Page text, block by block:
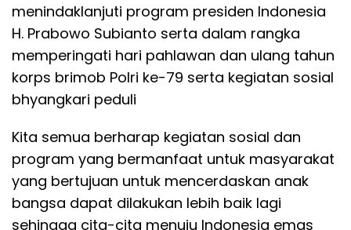
menindaklanjuti program presiden Indonesia
H. Prabowo Subianto serta dalam rangka
memperingati hari pahlawan dan ulang tahun
korps brimob Polri ke-79 serta kegiatan sosial
bhyangkari peduli
Kita semua berharap kegiatan sosial dan
program yang bermanfaat untuk masyarakat
yang bertujuan untuk mencerdaskan anak
bangsa dapat dilakukan lebih baik lagi
sehingga cita-cita menuju Indonesia emas